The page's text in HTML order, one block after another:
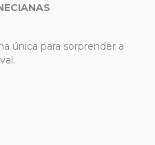
única para sorprender a